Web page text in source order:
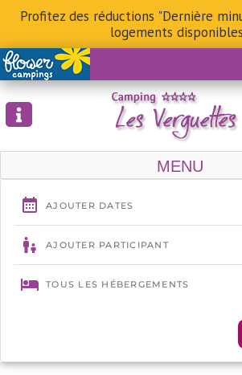
Profitez des réductions "Dernière
logements
Skip
to
content